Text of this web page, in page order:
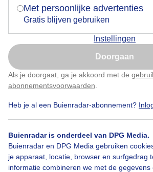
Met persoonlijke advertenties
Gratis blijven gebruiken
Instellingen
Doorgaan
Als je doorgaat, ga je akkoord met de
abonnementsvoorwaarden
Heb je al een Buienradar-abonnement?
Buienradar is onderdeel van DPG Media.
Buienradar en DPG Media gebruiken
je apparaat, locatie, browser en surfgedrag
informatie combineren we met de
Door: Arnout Bolt Gemaakt: 18-05-2026, 97x
Bekijk slideshow
Een moment geduld
Nu niet, misschien
Klik hierom dit aan te